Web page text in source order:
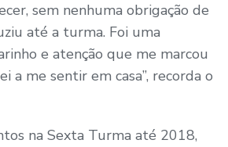
sem nenhuma obrigação de
até a turma. Foi uma
e atenção que me marcou
a me sentir em casa”, recorda o
na Sexta Turma até 2018,